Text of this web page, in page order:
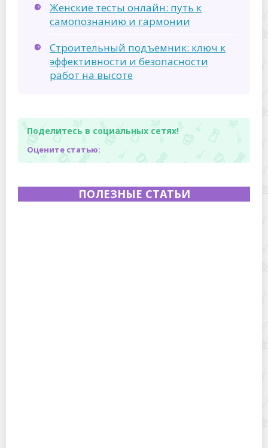
Женские тесты онлайн: путь к
самопознанию и гармонии
Строительный подъемник: ключ к
эффективности и безопасности
работ на высоте
Поделитесь в социальных сетях!
Оцените статью:
ПОЛЕЗНЫЕ СТАТЬИ